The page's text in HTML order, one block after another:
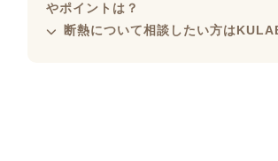
やポイントは？
断熱について相談したい方は